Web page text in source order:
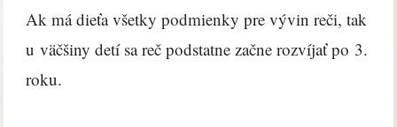
Ak má dieťa všetky podmienky pre vývin reči, tak
u väčšiny detí sa reč podstatne začne rozvíjať po 3.
roku.